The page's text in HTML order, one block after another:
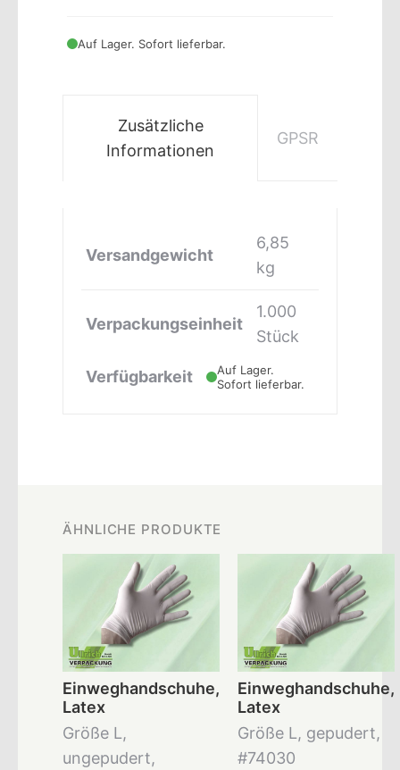
Auf Lager. Sofort lieferbar.
Zusätzliche
Informationen
GPSR
Versandgewicht
6,85
kg
Verpackungseinheit
1.000
Stück
Verfügbarkeit
Auf Lager.
Sofort lieferbar.
ÄHNLICHE PRODUKTE
Einweghandschuhe,
Latex
Größe L,
ungepudert,
Einweghandschuhe,
Latex
Größe L, gepudert,
#74030